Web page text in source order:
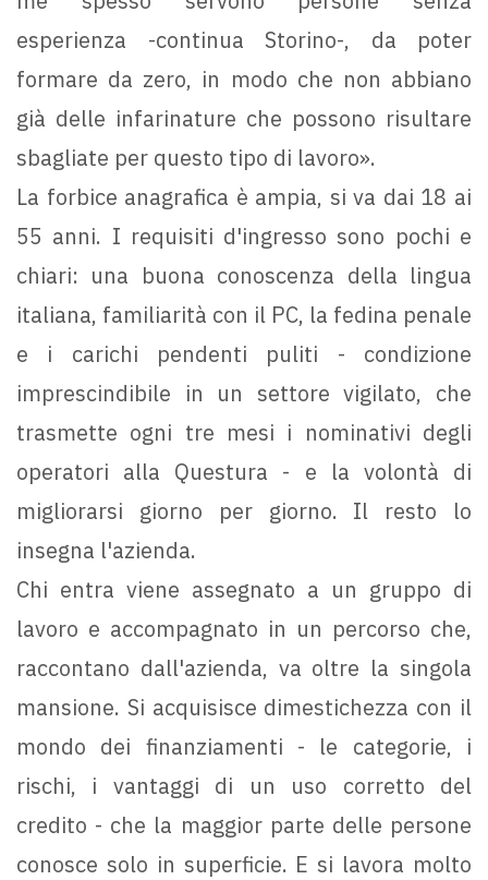
esperienza -continua Storino-, da poter
formare da zero, in modo che non abbiano
già delle infarinature che possono risultare
sbagliate per questo tipo di lavoro».
La forbice anagrafica è ampia, si va dai 18 ai
55 anni. I requisiti d'ingresso sono pochi e
chiari: una buona conoscenza della lingua
italiana, familiarità con il PC, la fedina penale
e i carichi pendenti puliti - condizione
imprescindibile in un settore vigilato, che
trasmette ogni tre mesi i nominativi degli
operatori alla Questura - e la volontà di
migliorarsi giorno per giorno. Il resto lo
insegna l'azienda.
Chi entra viene assegnato a un gruppo di
lavoro e accompagnato in un percorso che,
raccontano dall'azienda, va oltre la singola
mansione. Si acquisisce dimestichezza con il
mondo dei finanziamenti - le categorie, i
rischi, i vantaggi di un uso corretto del
credito - che la maggior parte delle persone
conosce solo in superficie. E si lavora molto